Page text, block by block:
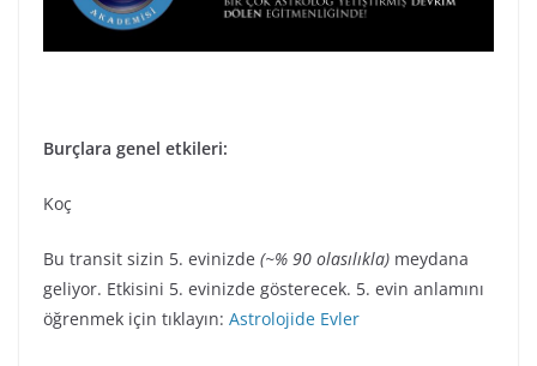
Burçlara genel etkileri:
Koç
Bu transit sizin 5. evinizde (~% 90 olasılıkla) meydana
geliyor. Etkisini 5. evinizde gösterecek. 5. evin anlamını
öğrenmek için tıklayın: Astrolojide Evler